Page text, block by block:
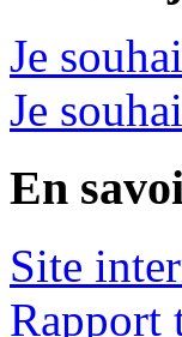
Je
Je
En
Site
Rapport